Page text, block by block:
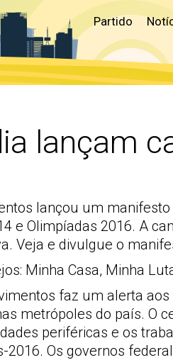
Partido
lançam
lançou um
e Olimpíadas 2016. A
Veja e divulgue o
Minha Casa, Minha
faz um alerta
metrópoles do país. O
periféricas e os
2016. Os governos